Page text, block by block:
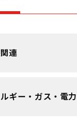
連
ギー・ガス・電力